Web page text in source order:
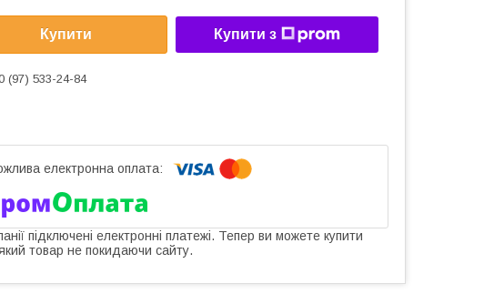
Купити Купити з
(97) 533-24-84
підключені електронні платежі. Тепер ви можете купити
товар не покидаючи сайту.